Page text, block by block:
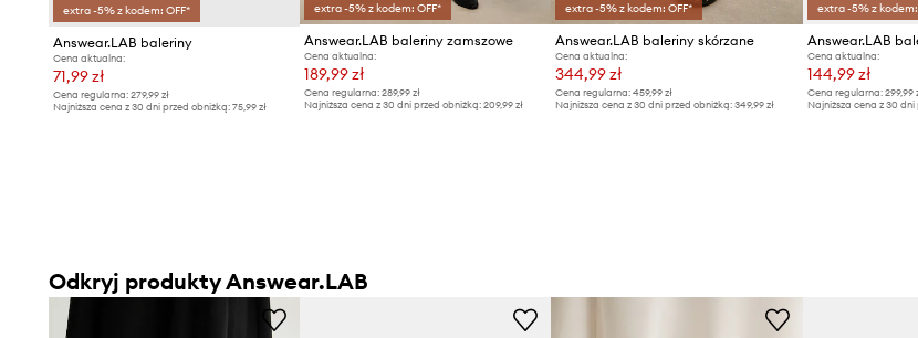
extra -5% z kodem: OFF*
Answear.LAB baleriny
Cena aktualna:
71,99 zł
Cena regularna: 279,99 zł
Najniższa cena z 30 dni przed obniżką: 75,99 zł
extra -5% z kodem: OFF*
Answear.LAB baleriny zamszowe
Cena aktualna:
189,99 zł
Cena regularna:289,99 zł
Najniższa cena z 30 dni przed obniżką:209,99 zł
extra -5% z kodem: OFF*
Answear.LAB baleriny skórzane
Cena aktualna:
344,99 zł
Cena regularna: 459,99 zł
Najniższa cena z 30 dni przed obniżką: 349,99 zł
extra -5% z kodem:
Answear.LAB
Cena aktualna:
144,99 zł
Cena regularna: 299,99
Najniższa cena z 30
Odkryj produkty Answear.LAB